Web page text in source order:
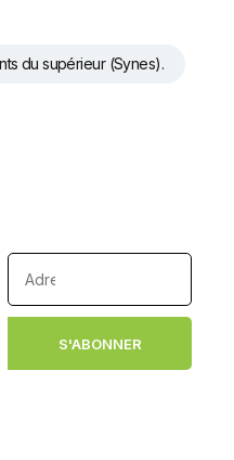
du supérieur (Synes).
S'ABONNER